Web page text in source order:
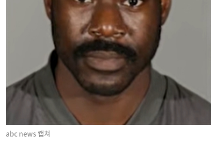
abc news 캡쳐